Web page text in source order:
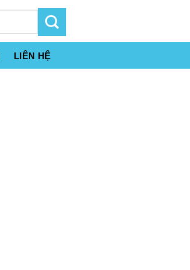
LIÊN HỆ